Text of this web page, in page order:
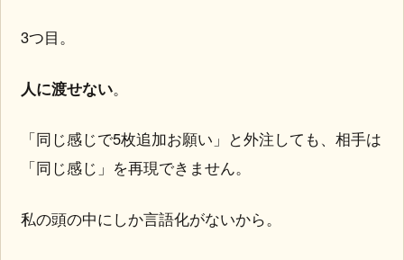
3つ目。
人に渡せない。
「同じ感じで5枚追加お願い」と外注しても、相手は
「同じ感じ」を再現できません。
私の頭の中にしか言語化がないから。